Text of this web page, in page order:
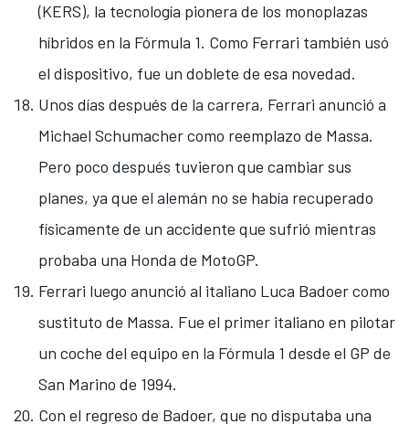
(KERS), la tecnología pionera de los monoplazas
híbridos en la Fórmula 1. Como Ferrari también usó
el dispositivo, fue un doblete de esa novedad.
Unos días después de la carrera, Ferrari anunció a
Michael Schumachercomo reemplazo de Massa.
Pero poco después tuvieron que cambiar sus
planes, ya que el alemán no se había recuperado
físicamente de un accidente que sufrió mientras
probaba una Honda de MotoGP.
Ferrari luego anunció al italiano Luca Badoercomo
sustituto de Massa. Fue el primer italiano en pilotar
un coche del equipo en la Fórmula 1 desde el GP de
San Marino de 1994.
Con el regreso de Badoer, que no disputaba una